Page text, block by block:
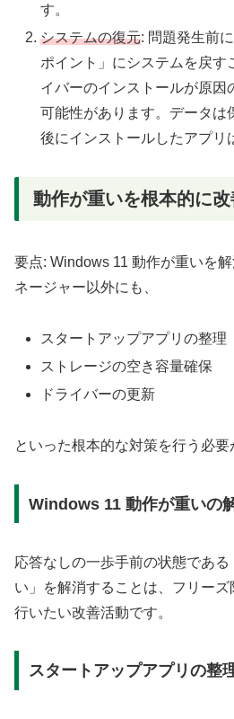
す。
システムの復元: 問題発生前
ポイント」にシステムを戻す
イバーのインストールが原因
可能性があります。データは
後にインストールしたアプリ
動作が重いを根本的に
要点: Windows 11 動作が重いを
ネージャー以外にも、
スタートアップアプリの整理
ストレージの空き容量確保
ドライバーの更新
といった根本的な対策を行う必要
Windows 11 動作が重いの
応答なしの一歩手前の状態であ
い」を解消することは、フリー
行いたい改善活動です。
スタートアップアプリの整